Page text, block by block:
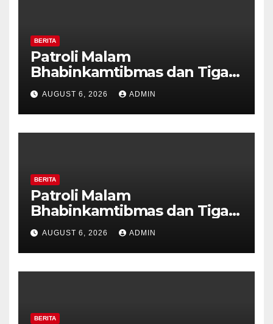
BERITA
Patroli Malam
Bhabinkamtibmas dan Tiga
Pilar Kelurahan Ungaran
Perkuat Kamtibmas, Warga
Diajak Aktifkan Ronda
AUGUST 6, 2026 ADMIN
BERITA
Patroli Malam
Bhabinkamtibmas dan Tiga
Pilar Kelurahan Ungaran
Perkuat Kamtibmas, Warga
Diajak Aktifkan Ronda
AUGUST 6, 2026 ADMIN
BERITA